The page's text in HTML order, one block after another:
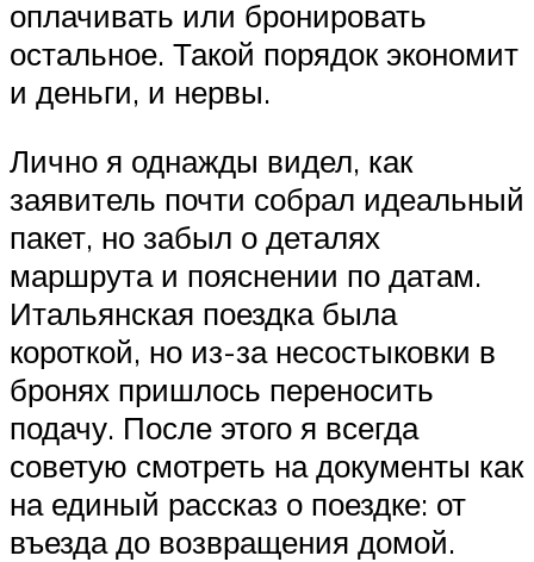
оплачивать или бронировать
остальное. Такой порядок экономит
и деньги, и нервы.
Лично я однажды видел, как
заявитель почти собрал идеальный
пакет, но забыл о деталях
маршрута и пояснении по датам.
Итальянская поездка была
короткой, но из-за несостыковки в
бронях пришлось переносить
подачу. После этого я всегда
советую смотреть на документы как
на единый рассказ о поездке: от
въезда до возвращения домой.